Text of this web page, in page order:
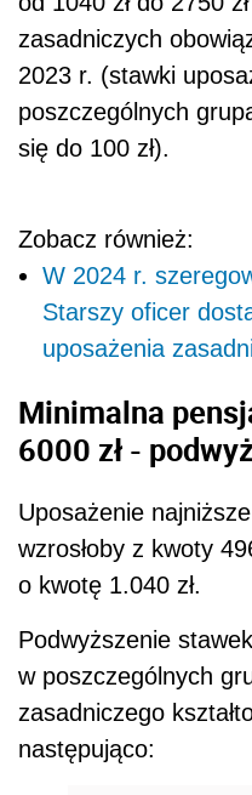
zasadniczych
2023 r. (stawki
poszczególnych
się do 100 zł).
Zobacz również:
W 2024 r.
Starszy oficer
uposażenia
Minimalna
6000 zł -
Uposażenie
wzrosłoby z kwoty
o kwotę 1.040 zł.
Podwyższenie
w poszczególnych
zasadniczego
następująco: